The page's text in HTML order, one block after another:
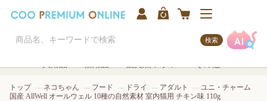
検索
トップ ネコちゃん フード ドライ アダルト
ユニ・チャーム
国産 AllWell オールウェル 10種の自然素材 室内猫用 チキン味 110g